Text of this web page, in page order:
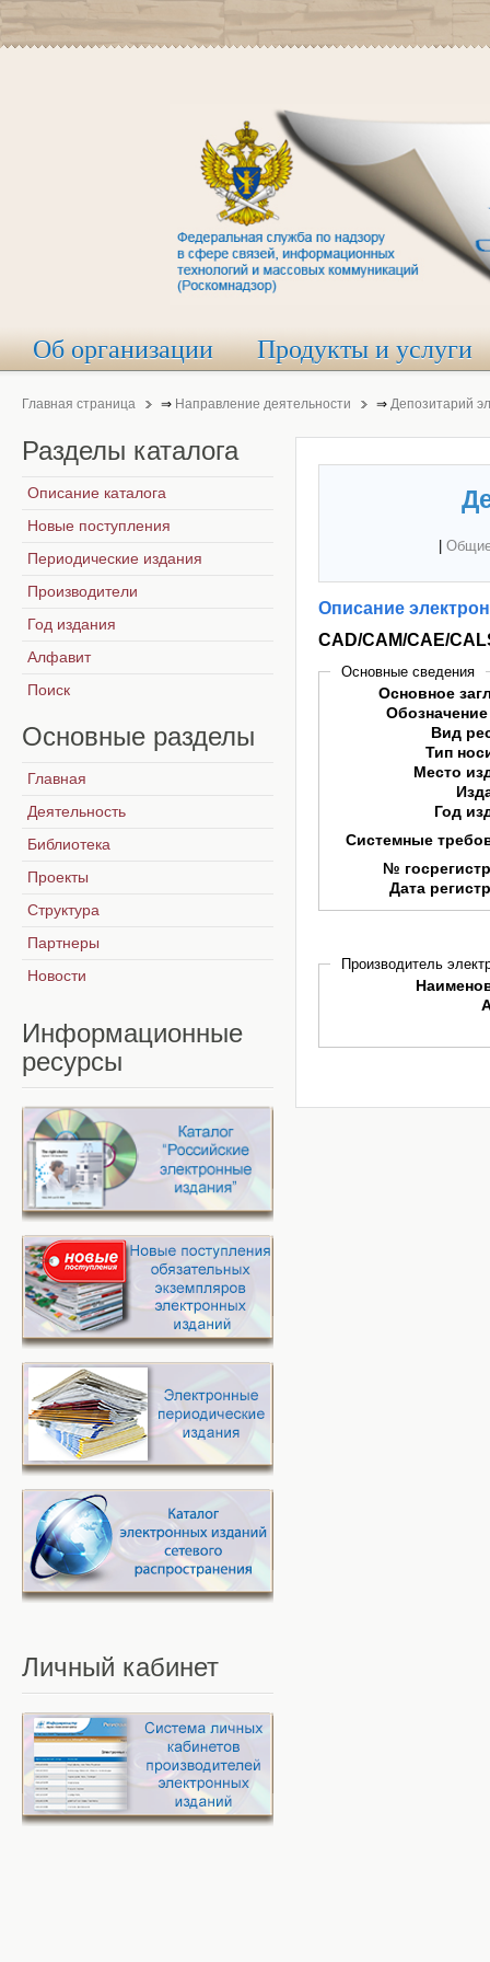
Об организации Продукты и услуги
Главная страница ⇒ Направление деятельности ⇒ Депозитарий
Описание
CAD/CAM/CAE/
Основные сведения
Основное
Вид
Тип
Место
Год
Системные
№
Дата
Производитель
Разделы каталога
Описание каталога
Новые поступления
Периодические издания
Производители
Год издания
Алфавит
Поиск
Основные разделы
Главная
Деятельность
Библиотека
Проекты
Структура
Партнеры
Новости
Информационные
ресурсы
Личный кабинет